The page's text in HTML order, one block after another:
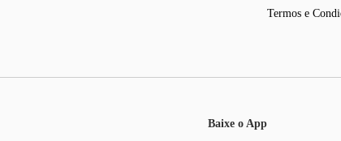
Termos e
Baixe o App